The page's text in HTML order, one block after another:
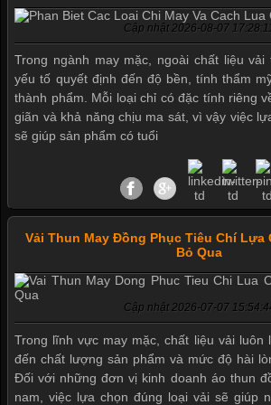
Cập nhật 2026-08-07
Trong ngành may mặc, ngoài chất liệu
yếu tố quyết định đến độ bền, tính thẩm
thành phẩm. Mỗi loại chỉ có đặc tính riêng
giãn và khả năng chịu ma sát, vì vậy việc
sẽ giúp sản phẩm có tuổi
Vải Thun May Đồng Phục Tiêu Chí Lựa
Bỏ Qua
Cập nhật 2026-07-07
Trong lĩnh vực may mặc, chất liệu vải luôn
đến chất lượng sản phẩm và mức độ hài
Đối với những đơn vị kinh doanh áo thun
nam, việc lựa chọn đúng loại vải sẽ giúp
Mẫu quần short quần lót nam nữ